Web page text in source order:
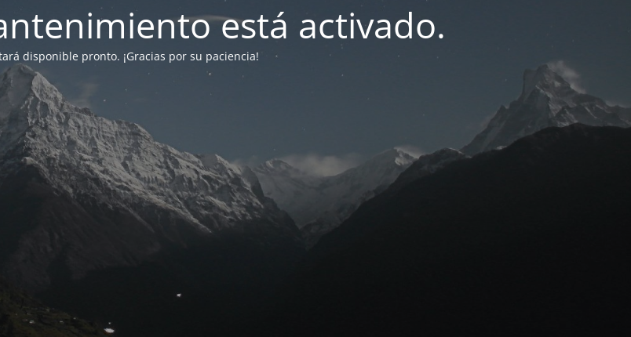
está activado.
disponible pronto. ¡Gracias por su paciencia!